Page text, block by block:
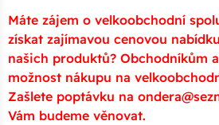
Máte zájem o velkoobchodní
získat zajímavou cenovou
našich produktů? Obchodníkům
možnost nákupu na
Zašlete poptávku na
Vám budeme věnovat.